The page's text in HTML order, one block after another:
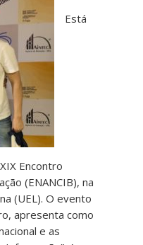
Está
Encontro
(ENANCIB), na
(UEL). O evento
apresenta como
e as